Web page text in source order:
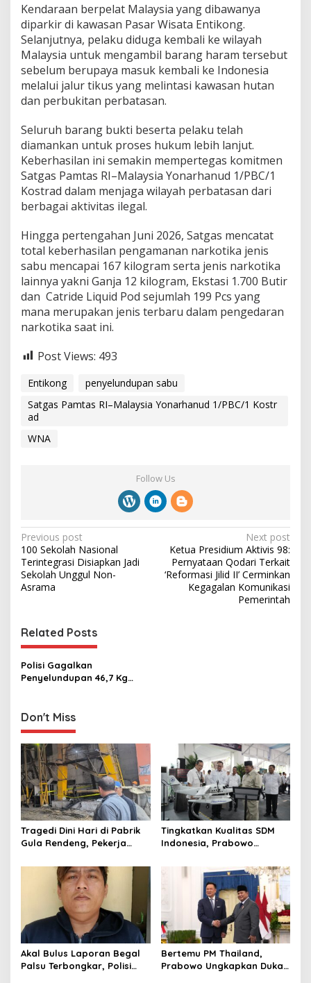
Kendaraan berpelat Malaysia yang dibawanya
diparkir di kawasan Pasar Wisata Entikong.
Selanjutnya, pelaku diduga kembali ke wilayah
Malaysia untuk mengambil barang haram tersebut
sebelum berupaya masuk kembali ke Indonesia
melalui jalur tikus yang melintasi kawasan hutan
dan perbukitan perbatasan.
Seluruh barang bukti beserta pelaku telah
diamankan untuk proses hukum lebih lanjut.
Keberhasilan ini semakin mempertegas komitmen
Satgas Pamtas RI–Malaysia Yonarhanud 1/PBC/1
Kostrad dalam menjaga wilayah perbatasan dari
berbagai aktivitas ilegal.
Hingga pertengahan Juni 2026, Satgas mencatat
total keberhasilan pengamanan narkotika jenis
sabu mencapai 167 kilogram serta jenis narkotika
lainnya yakni Ganja 12 kilogram, Ekstasi 1.700 Butir
dan Catride Liquid Pod sejumlah 199 Pcs yang
mana merupakan jenis terbaru dalam pengedaran
narkotika saat ini.
Post Views: 493
Entikong
penyelundupan sabu
Satgas Pamtas RI–Malaysia Yonarhanud 1/PBC/1 Kostr
ad
WNA
Follow Us
P
o
s
a
v
i
a
t
i
o
n
Previous post
100 Sekolah Nasional
Terintegrasi Disiapkan Jadi
Sekolah Unggul Non-
Asrama
Next post
Ketua Presidium Aktivis 98:
Pernyataan Qodari Terkait
‘Reformasi Jilid II’ Cerminkan
Kegagalan Komunikasi
Pemerintah
Related Posts
Polisi Gagalkan
Penyelundupan 46,7 Kg
Don't Miss
Tragedi Dini Hari di Pabrik
Gula Rendeng, Pekerja
Pengangkat Tebu
Tingkatkan Kualitas SDM
Indonesia, Prabowo
hingga Undang Universitas
Terbaik Dunia
Akal Bulus Laporan Begal
Palsu Terbongkar, Polisi
Bertemu PM Thailand,
Prabowo Ungkapkan Duka